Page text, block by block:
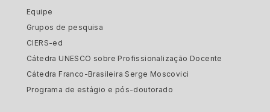
Equipe
Grupos de pesquisa
CIERS-ed
Cátedra UNESCO sobre Profissionalização Docente
Cátedra Franco-Brasileira Serge Moscovici
Programa de estágio e pós-doutorado